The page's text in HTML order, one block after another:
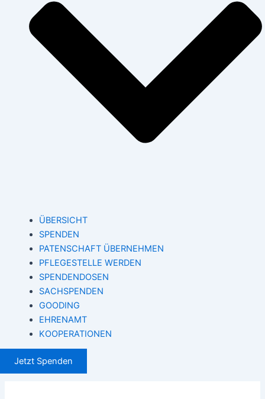
ÜBERSICHT
SPENDEN
PATENSCHAFT ÜBERNEHMEN
PFLEGESTELLE WERDEN
SPENDENDOSEN
SACHSPENDEN
GOODING
EHRENAMT
KOOPERATIONEN
Jetzt Spenden